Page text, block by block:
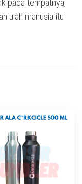
pada tempatnya,
ulah manusia itu